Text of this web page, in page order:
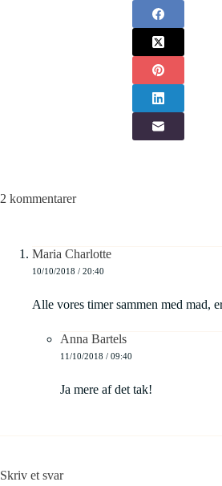
2 kommentarer
Maria Charlotte
10/10/2018 / 20:40
Alle vores timer sammen med mad,
Anna Bartels
11/10/2018 / 09:40
Ja mere af det tak!
Skriv et svar